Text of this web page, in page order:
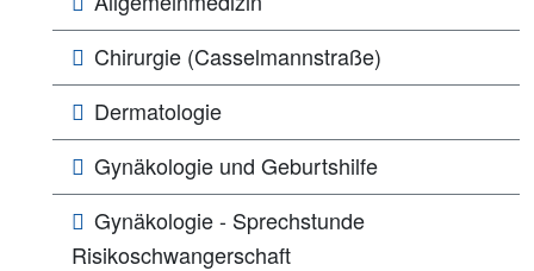
Chirurgie (Casselmannstraße)
Dermatologie
Gynäkologie und Geburtshilfe
Gynäkologie - Sprechstunde
Risikoschwangerschaft